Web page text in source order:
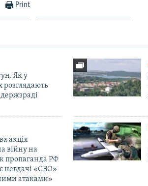
Print
Як у
розглядають
акція
війну на
пропаганда РФ
невдачі «СВО»
атаками»